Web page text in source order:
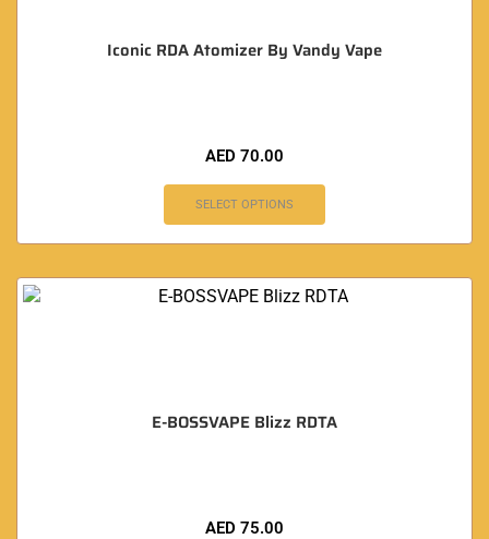
Iconic RDA Atomizer By Vandy Vape
AED 70.00
SELECT OPTIONS
E-BOSSVAPE Blizz RDTA
AED 75.00